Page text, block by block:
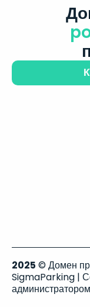
2025 © Домен
SigmaParking |